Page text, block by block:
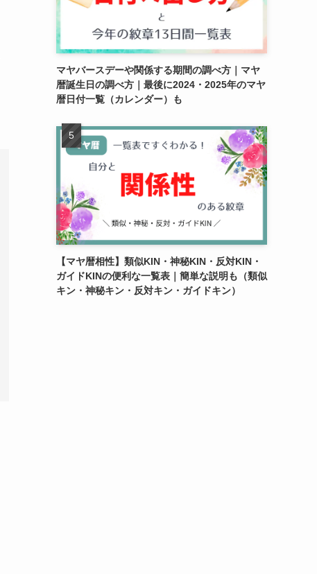
マヤバースデーや関係する期間の調べ方｜マヤ
暦誕生日の調べ方｜最後に2024・2025年のマヤ
暦日付一覧（カレンダー）も
【マヤ暦相性】類似KIN・神秘KIN・反対KIN・
ガイドKINの便利な一覧表｜簡単な説明も（類似
キン・神秘キン・反対キン・ガイドキン）